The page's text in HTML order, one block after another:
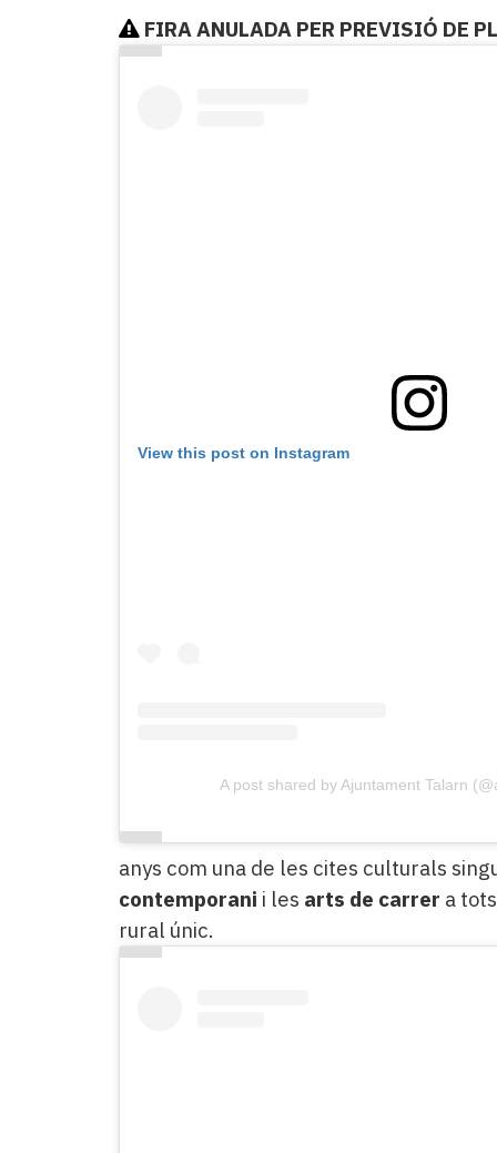
FIRA ANULADA PER PREVISIÓ DE
View this post on Instagram
A post shared by Ajuntament Talarn
anys com una de les cites culturals
contemporani i les arts de carrer a
rural únic.